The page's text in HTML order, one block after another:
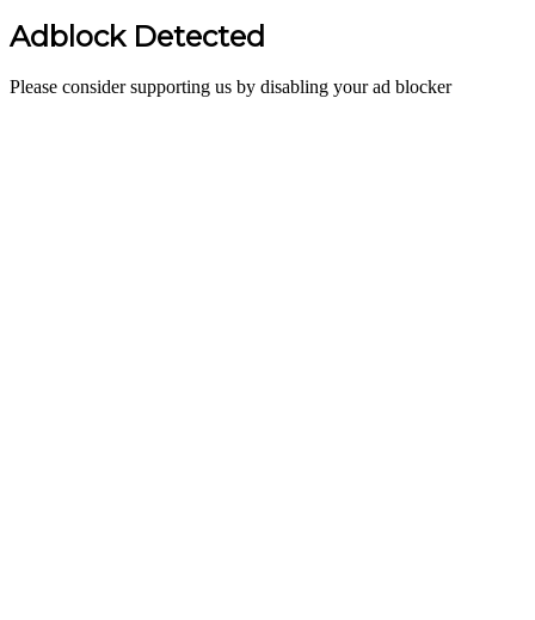
Adblock Detected
Please consider supporting us by disabling your ad blocker